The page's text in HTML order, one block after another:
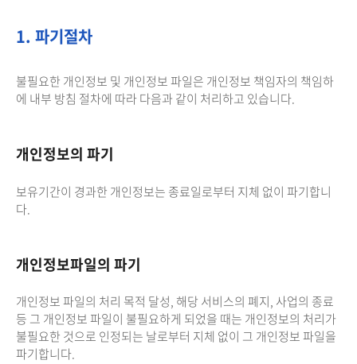
1. 파기절차
불필요한 개인정보 및 개인정보 파일은 개인정보 책임자의 책임하
에 내부 방침 절차에 따라 다음과 같이 처리하고 있습니다.
개인정보의 파기
보유기간이 경과한 개인정보는 종료일로부터 지체 없이 파기합니
다.
개인정보파일의 파기
개인정보 파일의 처리 목적 달성, 해당 서비스의 폐지, 사업의 종료
등 그 개인정보 파일이 불필요하게 되었을 때는 개인정보의 처리가
불필요한 것으로 인정되는 날로부터 지체 없이 그 개인정보 파일을
파기합니다.